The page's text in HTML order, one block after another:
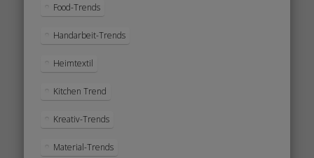
Food-Trends
Handarbeit-Trends
Heimtextil
Kitchen Trend
Kreativ-Trends
Material-Trends